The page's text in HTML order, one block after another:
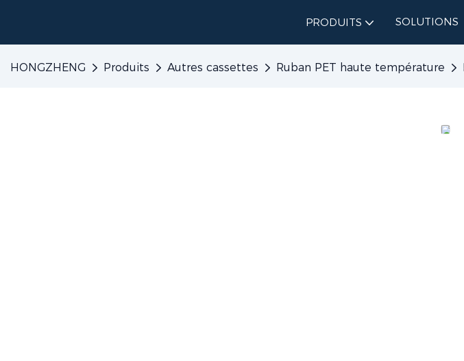
PRODUITS SOLUTIONS
HONGZHENG Produits Autres cassettes Ruban PET haute température